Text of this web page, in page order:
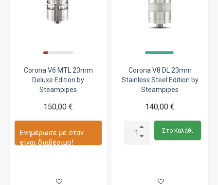
Corona V6 MTL 23mm
Deluxe Edition by
Steampipes
150,00 €
Ενημέρωσε με όταν
είναι διαθέσιμο!
Corona V8 DL 23mm
Stainless Steel Edition by
Steampipes
140,00 €
Στο Καλάθι